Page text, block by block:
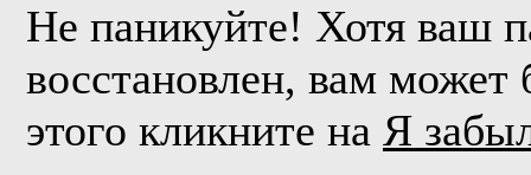
Не паникуйте! Хотя ваш
восстановлен, вам
этого кликните на Я